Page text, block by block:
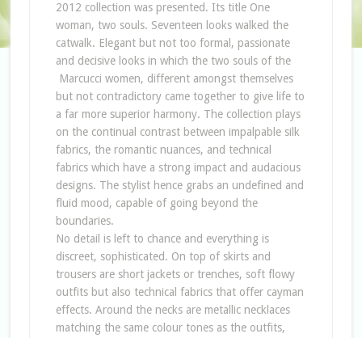
2012 collection was presented. Its title One
woman, two souls. Seventeen looks walked the
catwalk. Elegant but not too formal, passionate
and decisive looks in which the two souls of the
Marcucci women, different amongst themselves
but not contradictory came together to give life to
a far more superior harmony. The collection plays
on the continual contrast between impalpable silk
fabrics, the romantic nuances, and technical
fabrics which have a strong impact and audacious
designs. The stylist hence grabs an undefined and
fluid mood, capable of going beyond the
boundaries.
No detail is left to chance and everything is
discreet, sophisticated. On top of skirts and
trousers are short jackets or trenches, soft flowy
outfits but also technical fabrics that offer cayman
effects. Around the necks are metallic necklaces
matching the same colour tones as the outfits,